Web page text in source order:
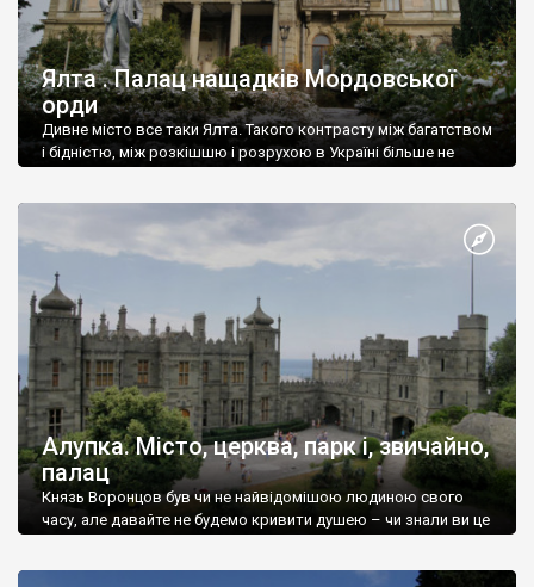
Ялта . Палац нащадків Мордовської
орди
Дивне місто все таки Ялта. Такого контрасту між багатством
і бідністю, між розкішшю і розрухою в Україні більше не
Алупка. Місто, церква, парк і, звичайно,
палац
Князь Воронцов був чи не найвідомішою людиною свого
часу, але давайте не будемо кривити душею – чи знали ви це